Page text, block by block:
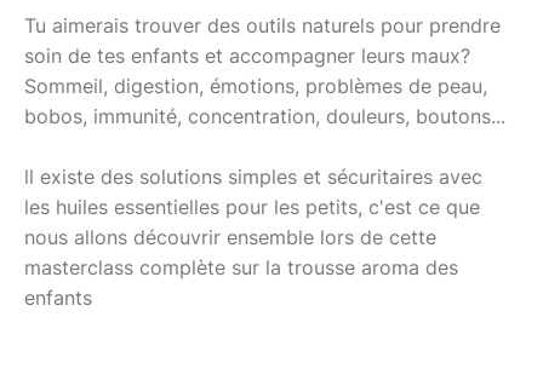
Tu aimerais trouver des outils naturels pour prendre
soin de tes enfants et accompagner leurs maux?
Sommeil, digestion, émotions, problèmes de peau,
bobos, immunité, concentration, douleurs, boutons...
ll existe des solutions simples et sécuritaires avec
les huiles essentielles pour les petits, c'est ce que
nous allons découvrir ensemble lors de cette
masterclass complète sur la trousse aroma des
enfants